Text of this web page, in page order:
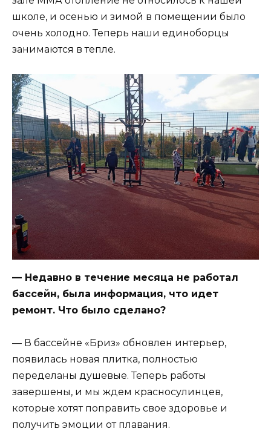
школе, и осенью и зимой в помещении было
очень холодно. Теперь наши единоборцы
занимаются в тепле.
— Недавно в течение месяца не работал
бассейн, была информация, что идет
ремонт. Что было сделано?
— В бассейне «Бриз» обновлен интерьер,
появилась новая плитка, полностью
переделаны душевые. Теперь работы
завершены, и мы ждем красносулинцев,
которые хотят поправить свое здоровье и
получить эмоции от плавания.